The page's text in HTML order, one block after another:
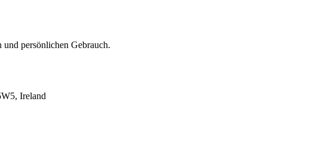
persönlichen Gebrauch.
Ireland